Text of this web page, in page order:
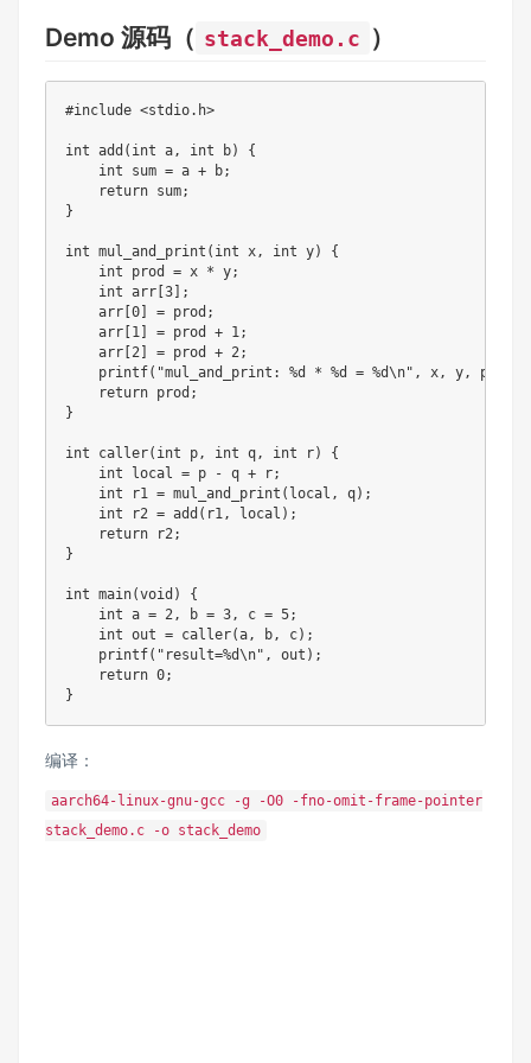
Demo 源码（ stack_demo.c ）
#include <stdio.h>
int add(int a, int b) {
    int sum = a + b;
    return sum;
}
int mul_and_print(int x, int y) {
    int prod = x * y;
    int arr[3];
    arr[0] = prod;
    arr[1] = prod + 1;
    arr[2] = prod + 2;
    printf("mul_and_print: %d * %d = %d\n", x, y, prod);
    return prod;
}
int caller(int p, int q, int r) {
    int local = p - q + r;
    int r1 = mul_and_print(local, q);
    int r2 = add(r1, local);
    return r2;
}
int main(void) {
    int a = 2, b = 3, c = 5;
    int out = caller(a, b, c);
    printf("result=%d\n", out);
    return 0;
}
编译：
aarch64-linux-gnu-gcc -g -O0 -fno-omit-frame-pointer
stack_demo.c -o stack_demo